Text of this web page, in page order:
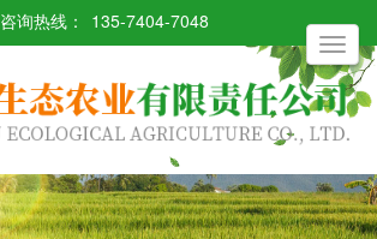
咨询热线： 135-7404-7048
Toggle